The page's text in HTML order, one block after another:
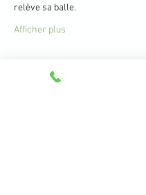
relève sa balle.
Afficher plus